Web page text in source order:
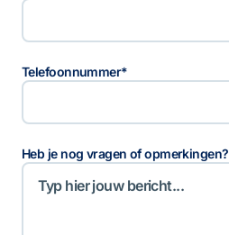
Telefoonnummer*
Heb je nog vragen of opmerkingen?